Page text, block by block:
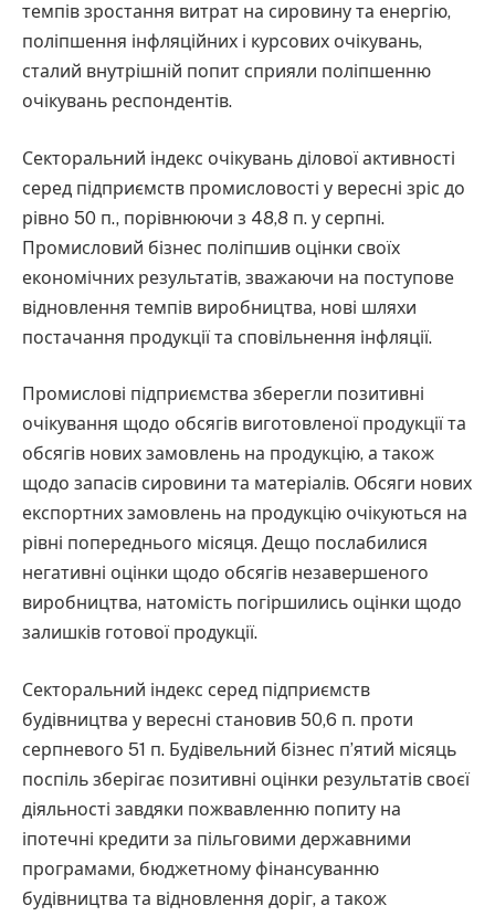
темпів зростання витрат на сировину та енергію,
поліпшення інфляційних і курсових очікувань,
сталий внутрішній попит сприяли поліпшенню
очікувань респондентів.
Секторальний індекс очікувань ділової активності
серед підприємств промисловості у вересні зріс до
рівно 50 п., порівнюючи з 48,8 п. у серпні.
Промисловий бізнес поліпшив оцінки своїх
економічних результатів, зважаючи на поступове
відновлення темпів виробництва, нові шляхи
постачання продукції та сповільнення інфляції.
Промислові підприємства зберегли позитивні
очікування щодо обсягів виготовленої продукції та
обсягів нових замовлень на продукцію, а також
щодо запасів сировини та матеріалів. Обсяги нових
експортних замовлень на продукцію очікуються на
рівні попереднього місяця. Дещо послабилися
негативні оцінки щодо обсягів незавершеного
виробництва, натомість погіршились оцінки щодо
залишків готової продукції.
Секторальний індекс серед підприємств
будівництва у вересні становив 50,6 п. проти
серпневого 51 п. Будівельний бізнес п’ятий місяць
поспіль зберігає позитивні оцінки результатів своєї
діяльності завдяки пожвавленню попиту на
іпотечні кредити за пільговими державними
програмами, бюджетному фінансуванню
будівництва та відновлення доріг, а також